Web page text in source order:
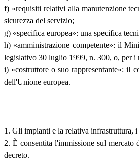
f) «requisiti relativi alla manutenzione
sicurezza del servizio;
g) «specifica europea»: una specifica
h) «amministrazione competente»: il
legislativo 30 luglio 1999, n. 300, o, per i
i) «costruttore o suo rappresentante»: il
dell'Unione europea.
1. Gli impianti e la relativa infrastruttura,
2. È consentita l'immissione sul
decreto.